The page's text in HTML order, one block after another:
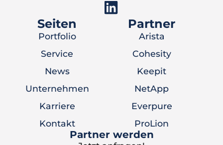
Seiten
Portfolio
Service
News
Unternehmen
Karriere
Kontakt
Partner
Arista
Cohesity
Keepit
NetApp
Everpure
ProLion
Partner werden